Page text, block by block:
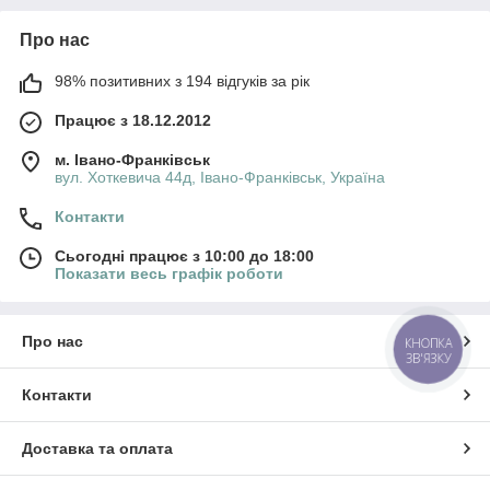
Про нас
98% позитивних з 194 відгуків за рік
Працює з 18.12.2012
м. Івано-Франківськ
вул. Хоткевича 44д, Івано-Франківськ, Україна
Контакти
Сьогодні працює з 10:00 до 18:00
Показати весь графік роботи
Про нас
Контакти
Доставка та оплата
КНОПКА
ЗВ'ЯЗКУ